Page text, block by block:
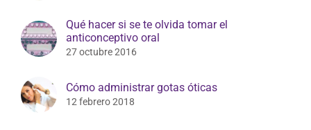
Qué hacer si se te olvida tomar el
anticonceptivo oral
27 octubre 2016
Cómo administrar gotas óticas
12 febrero 2018